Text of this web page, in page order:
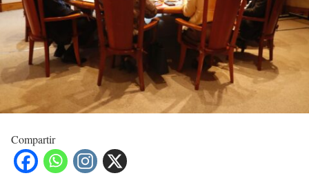
Compartir